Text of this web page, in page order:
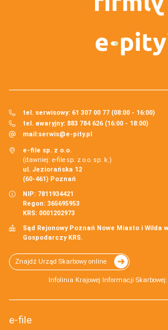
tel. serwisowy: 61 307 00 77 (08:00 - 16:00)
tel. awaryjny: 883 784 626 (16:00 - 18:00)
mail:serwis@e-pity.pl
e-file sp. z o.o.
(dawniej: e-file sp. z o.o. sp. k.)
ul. Jeziorańska 12
(60-461) Poznań
NIP: 7811934421
Regon: 365695953
KRS: 0001202973
Sąd Rejonowy Poznań Nowe Miasto i Wilda
Gospodarczy KRS.
Znajdź Urząd Skarbowy online
Infolinia Krajowej Informacji Skarbowej:
e-file